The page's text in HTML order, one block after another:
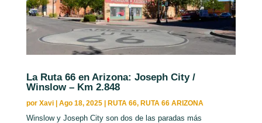
La Ruta 66 en Arizona: Joseph City /
Winslow – Km 2.848
por Xavi| Ago 18, 2025| RUTA 66, RUTA 66 ARIZONA
Winslow y Joseph City son dos de las paradas más